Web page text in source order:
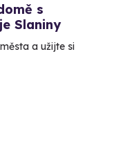
s
Slaniny
a užijte si